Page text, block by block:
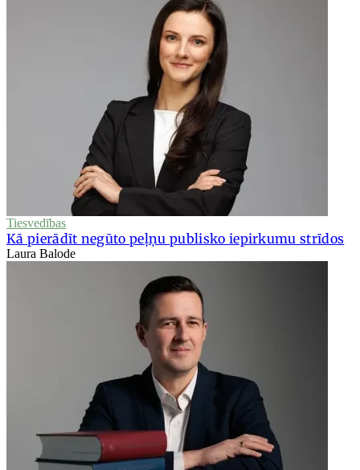
Tiesvedības
Kā pierādīt negūto peļņu publisko iepirkumu strīdos
Laura Balode